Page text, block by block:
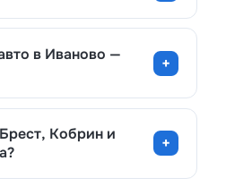
в Иваново —
Кобрин и